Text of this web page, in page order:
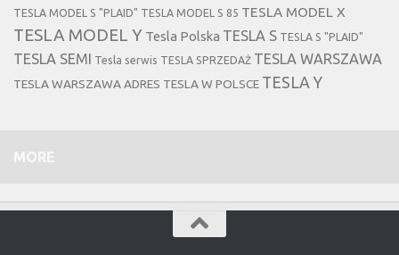
TESLA MODEL S "PLAID" TESLA MODEL S 85 TESLA MODEL X
TESLA MODEL Y Tesla Polska TESLA S TESLA S "PLAID"
TESLA SEMI Tesla serwis TESLA SPRZEDAŻ TESLA WARSZAWA
TESLA WARSZAWA ADRES TESLA W POLSCE TESLA Y
MORE